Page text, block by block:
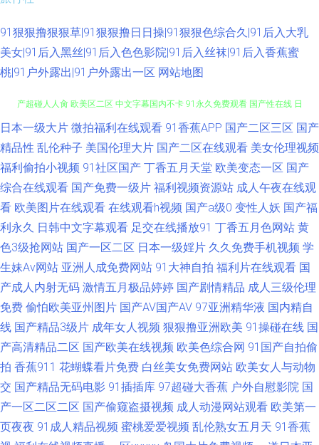
91狠狠撸狠狠草|91狠狠撸日日操|91狠狠色综合久|91后入大乳
美女|91后入黑丝|91后入色色影院|91后入丝袜|91后入香蕉蜜
桃|91户外露出|91户外露出一区 网站地图
www91自拍视频 97在线精品视频 亚色3情网 91妞妞视频 91大神在线看 国
产超碰人人肏 欧美区二区 中文字幕国内不卡 91永久免费观看 国产性在线 日
韩久久精品 91艹逼网 97色色电影 91工厂 超碰97欧美 国模野外自拍 蜜芽在
线导航 日韩调教影音先锋 亚洲在看97 91国模视频 ts米兰黑丝另类 久久可香
深夜成人福利 91传妹 99热青青草 精品国产精品四区 日韩福利大片 91超碰
青青 肏福利社 精品久久www 色婷婷五月天AV综合 91婬黄看片 韩国国产毛
片最新二期 无码中文字幕懂色 91青娱乐福利视频 东方美女视av在线 欧美TV
人无码懂色 91污导航在线播放 国产二区精品视频 色成人亚洲婷婷亚洲 91鲁
日本一级大片 微拍福利在线观看 91香蕉APP 国产二区三区 国产
精品性 乱伦种子 美国伦理大片 国产二区在线观看 美女伦理视频
福利偷拍小视频 91社区国产 丁香五月天堂 欧美变态一区 国产
综合在线观看 国产免费一级片 福利视频资源站 成人午夜在线观
看 欧美图片在线观看 在线观看h视频 国产a级0 变性人妖 国产福
利永久 日韩中文字幕观看 足交在线播放91 丁香五月色网站 黄
色3级抢网站 国产一区二区 日本一级婬片 久久免费手机视频 学
生妹Av网站 亚洲人成免费网站 91大神自拍 福利片在线观看 国
产成人内射无码 激情五月极品婷婷 国产剧情精品 成人三级伦理
免费 偷怕欧美亚州图片 国产AV国产AV 97亚洲精华液 国内精自
线 国产精品3级片 成年女人视频 狠狠撸亚洲欧美 91操碰在线 国
产高清精品二区 国产欧美在线视频 欧美色综合网 91国产自拍偷
拍 香蕉911 花蝴蝶看片免费 白丝美女免费网站 欧美女人与动物
交 国产精品无码电影 91插插库 97超碰大香蕉 户外自慰影院 国
产一区二区二区 国产偷窥盗摄视频 成人动漫网站观看 欧美第一
页夜夜 91成人精品视频 蜜桃爱爱视频 乱伦熟女五月天 91香蕉